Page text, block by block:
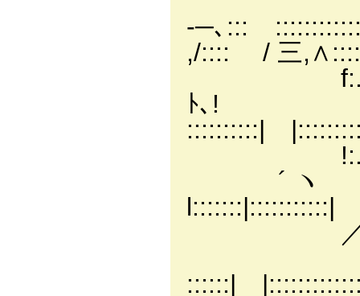
-─､:::ゝ
,/:::: / 三
f:.:. ,.
ﾄ､!
::::::::::|
!:.:. !
´ ヽ /
l:::::::|:::::::::::|
／'| /
::::::|